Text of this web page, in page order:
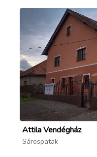
Attila Vendégház
Sárospatak